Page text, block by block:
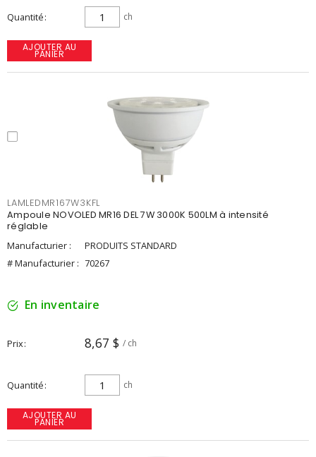
Quantité ch
AJOUTER AU
PANIER
LAMLEDMR167W3KFL
Ampoule NOVOLED MR16 DEL 7W 3000K 500LM à intensité
réglable
Manufacturier :
PRODUITS STANDARD
# Manufacturier : 70267
En inventaire
Prix 8,67 $ / ch
Quantité ch
AJOUTER AU
PANIER